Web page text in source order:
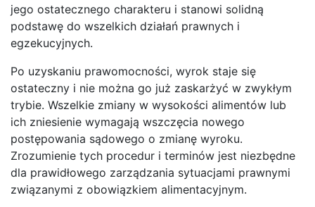
jego ostatecznego charakteru i stanowi solidną
podstawę do wszelkich działań prawnych i
egzekucyjnych.
Po uzyskaniu prawomocności, wyrok staje się
ostateczny i nie można go już zaskarżyć w zwykłym
trybie. Wszelkie zmiany w wysokości alimentów lub
ich zniesienie wymagają wszczęcia nowego
postępowania sądowego o zmianę wyroku.
Zrozumienie tych procedur i terminów jest niezbędne
dla prawidłowego zarządzania sytuacjami prawnymi
związanymi z obowiązkiem alimentacyjnym.